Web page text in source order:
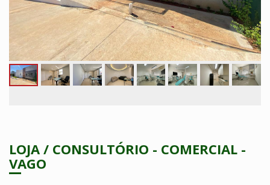
LOJA / CONSULTÓRIO - COMERCIAL -
VAGO